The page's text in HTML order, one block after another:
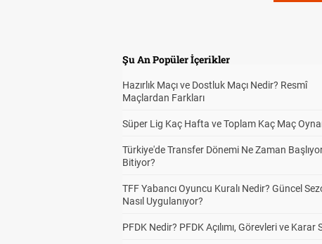
Şu An Popüler İçerikler
Hazırlık Maçı ve Dostluk Maçı Nedir? Resmî
Maçlardan Farkları
Süper Lig Kaç Hafta ve Toplam Kaç Maç
Türkiye'de Transfer Dönemi Ne Zaman
Bitiyor?
TFF Yabancı Oyuncu Kuralı Nedir? Güncel
Nasıl Uygulanıyor?
PFDK Nedir? PFDK Açılımı, Görevleri ve Karar